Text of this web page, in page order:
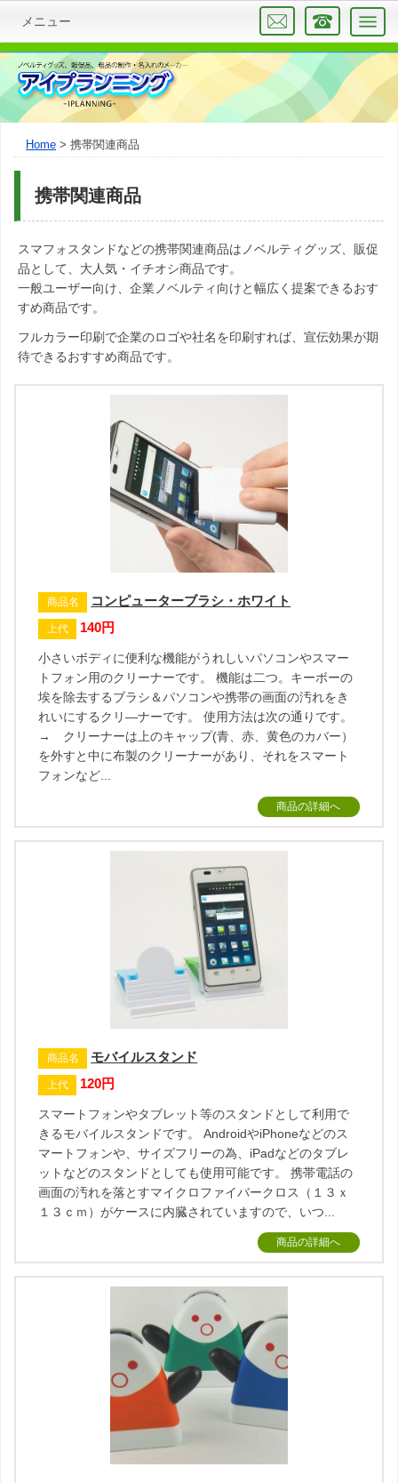
メニュー
Home 携帯関連商品
携帯関連商品
スマフォスタンドなどの携帯関連商品はノベルティグッズ、販促
品として、大人気・イチオシ商品です。
一般ユーザー向け、企業ノベルティ向けと幅広く提案できるおす
すめ商品です。
フルカラー印刷で企業のロゴや社名を印刷すれば、宣伝効果が期
待できるおすすめ商品です。
商品名 コンピューターブラシ・ホワイト
上代 140円
小さいボディに便利な機能がうれしいパソコンやスマー
トフォン用のクリーナーです。 機能は二つ。キーボーの
埃を除去するブラシ＆パソコンや携帯の画面の汚れをき
れいにするクリ―ナーです。 使用方法は次の通りです。
→ クリーナーは上のキャップ(青、赤、黄色のカバー）
を外すと中に布製のクリーナーがあり、それをスマート
フォンなど...
商品の詳細へ
商品名 モバイルスタンド
上代 120円
スマートフォンやタブレット等のスタンドとして利用で
きるモバイルスタンドです。 AndroidやiPhoneなどのス
マートフォンや、サイズフリーの為、iPadなどのタブレ
ットなどのスタンドとしても使用可能です。 携帯電話の
画面の汚れを落とすマイクロファイバークロス（１３ｘ
１３ｃｍ）がケースに内臓されていますので、いつ...
商品の詳細へ